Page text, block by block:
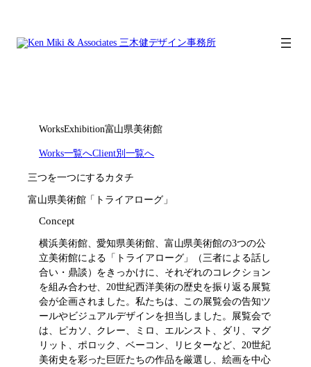
WorksExhibition富山県美術館
Works一覧へClient別一覧へ
三つを一つにするカタチ
富山県美術館「トライアローグ」
Concept
横浜美術館、愛知県美術館、富山県美術館の3つの公
立美術館による「トライアローグ」（三者による話し
合い・鼎談）をきっかけに、それぞれのコレクション
を組み合わせ、20世紀西洋美術の歴史を振り返る展覧
会が企画されました。私たちは、この展覧会の告知ツ
ールやビジュアルデザインを担当しました。展覧会で
は、ピカソ、クレー、ミロ、エルンスト、ダリ、マグ
リット、ポロック、ベーコン、リヒターなど、20世紀
美術史を彩った巨匠たちの作品を厳選し、絵画を中心